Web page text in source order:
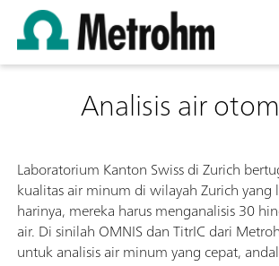
Analisis air
Laboratorium Kanton Swiss di Zurich
kualitas air minum di wilayah Zurich yang
harinya, mereka harus menganalisis 30
air. Di sinilah OMNIS dan TitrIC dari
untuk analisis air minum yang cepat,